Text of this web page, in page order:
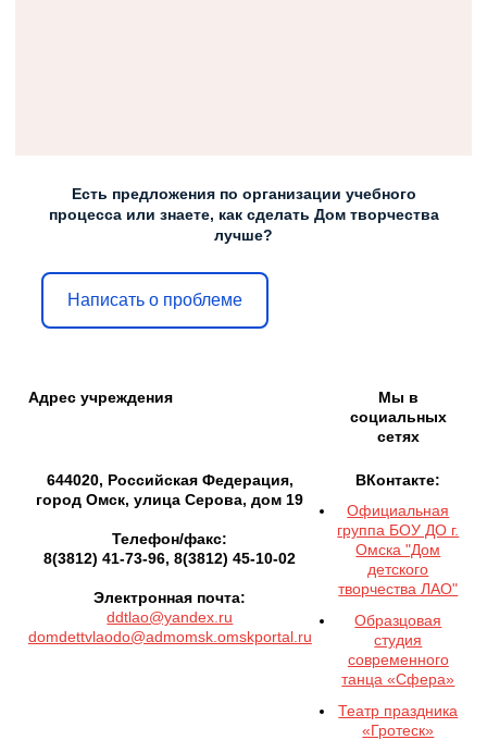
Есть предложения по организации учебного
процесса или знаете, как сделать Дом творчества
лучше?
Написать о проблеме
Адрес учреждения
Мы в
социальных
сетях
644020, Российская Федерация,
город Омск, улица Серова, дом 19
Телефон/факс:
8(3812) 41-73-96, 8(3812) 45-10-02
Электронная почта:
ddtlao@yandex.ru
domdettvlaodo@admomsk.omskportal.ru
ВКонтакте:
Официальная
группа БОУ ДО г.
Омска "Дом
детского
творчества ЛАО"
Образцовая
студия
современного
танца «Сфера»
Театр праздника
«Гротеск»